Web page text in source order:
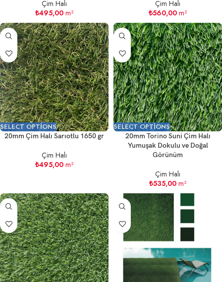
Çim Halı
₺495,00 m²
Çim Halı
₺560,00 m²
SELECT OPTIONS
20mm Çim Halı Sarıotlu 1650 gr
Çim Halı
₺495,00 m²
SELECT OPTIONS
20mm Torino Suni Çim Halı
Yumuşak Dokulu ve Doğal
Görünüm
Çim Halı
₺535,00 m²